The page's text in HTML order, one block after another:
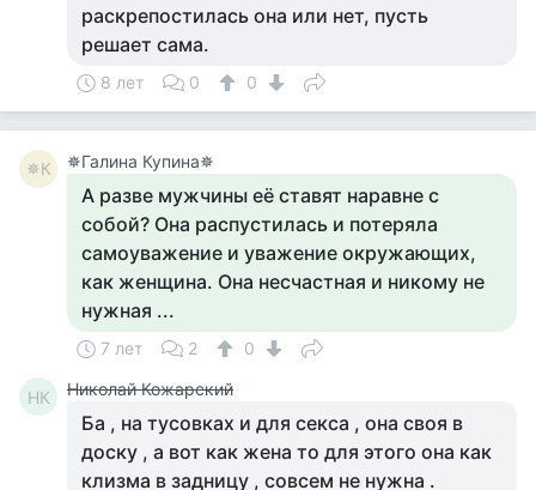
раскрепостилась она или нет, пусть
решает сама.
8 лет 0 0
✵К ✵Галина Купина✵
А разве мужчины её ставят наравне с
собой? Она распустилась и потеряла
самоуважение и уважение окружающих,
как женщина. Она несчастная и никому не
нужная ...
7 лет 2 0
НК Николай Кожарский
Ба , на тусовках и для секса , она своя в
доску , а вот как жена то для этого она как
клизма в задницу , совсем не нужна .